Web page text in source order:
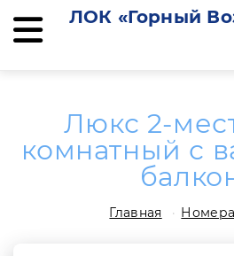
ЛОК «Горный
Люкс 2-
комнатный с
Главная